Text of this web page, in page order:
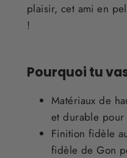
plaisir, cet ami en
!
Pourquoi tu
Matériaux de
et durable pour
Finition fidèle
fidèle de Gon